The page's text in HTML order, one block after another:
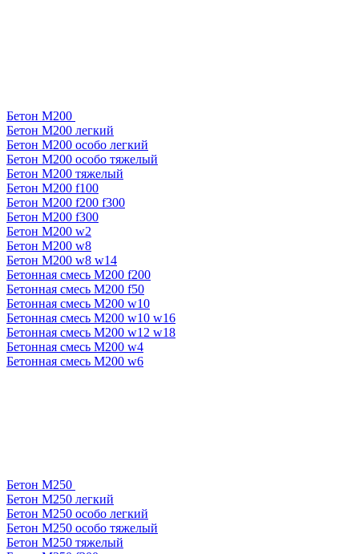
Бетон М200
Бетон М200 легкий
Бетон М200 особо легкий
Бетон М200 особо тяжелый
Бетон М200 тяжелый
Бетон М200 f100
Бетон М200 f200 f300
Бетон М200 f300
Бетон М200 w2
Бетон М200 w8
Бетон М200 w8 w14
Бетонная смесь М200 f200
Бетонная смесь М200 f50
Бетонная смесь М200 w10
Бетонная смесь М200 w10 w16
Бетонная смесь М200 w12 w18
Бетонная смесь М200 w4
Бетонная смесь М200 w6
Бетон М250
Бетон М250 легкий
Бетон М250 особо легкий
Бетон М250 особо тяжелый
Бетон М250 тяжелый